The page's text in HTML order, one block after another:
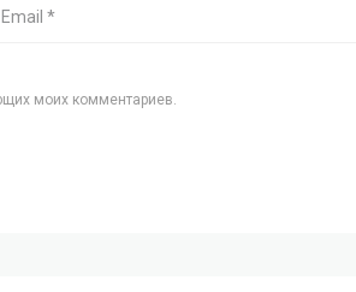
моих комментариев.